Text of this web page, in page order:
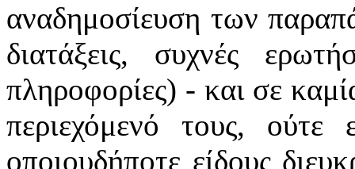
αναδημοσίευση των
διατάξεις, συχνές
πληροφορίες) - και σε
περιεχόμενό τους, ούτε
οποιουδήποτε είδους